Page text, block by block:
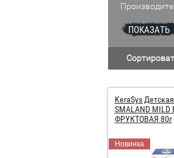
ПОКАЗАТЬ
KeraSys
SMALAND MILD
ФРУКТОВАЯ 80г
Новинка